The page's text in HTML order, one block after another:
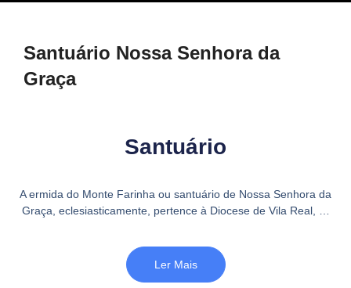
Santuário Nossa Senhora da
Graça
Santuário
A ermida do Monte Farinha ou santuário de Nossa Senhora da
Graça, eclesiasticamente, pertence à Diocese de Vila Real, …
Ler Mais